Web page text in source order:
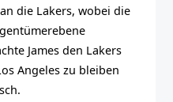
die Lakers, wobei die
James den Lakers
Angeles zu bleiben